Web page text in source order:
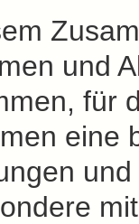
und
für
eine